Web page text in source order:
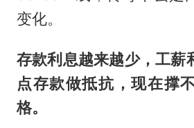
变化。
存款利息越来越少，工薪
点存款做抵抗，现在撑
格。